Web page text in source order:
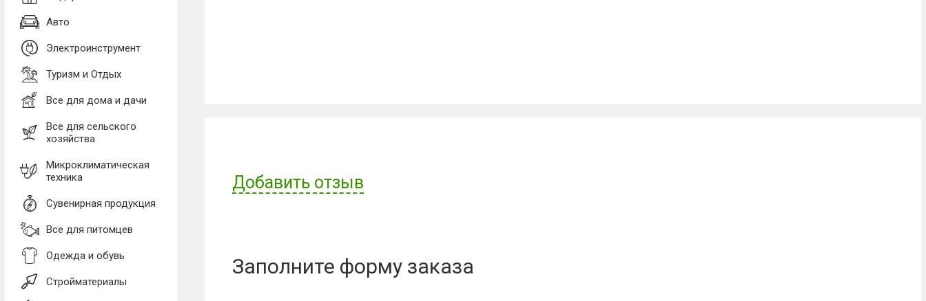
Авто
Электроинструмент
Туризм и Отдых
Все для дома и дачи
Все для сельского
хозяйства
Микроклиматическая
техника
Сувенирная продукция
Все для питомцев
Одежда и обувь
Стройматериалы
Добавить отзыв
Отзыв:
Заполните форму заказа